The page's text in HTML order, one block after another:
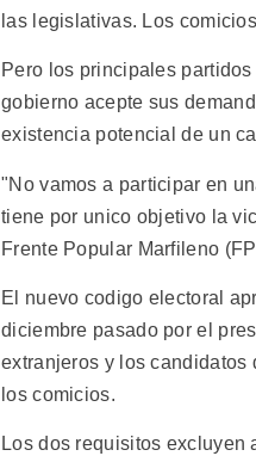
las legislativas. Los
Pero los principales
gobierno acepte sus
existencia potencial de un
"No vamos a participar en
tiene por unico objetivo la
Frente Popular Marfileno
El nuevo codigo electoral
diciembre pasado por el
extranjeros y los candidatos
los comicios.
Los dos requisitos excluyen